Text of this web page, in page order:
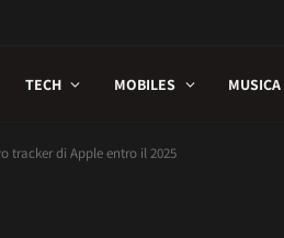
TECH MOBILES MUSICA
tracker di Apple entro il 2025